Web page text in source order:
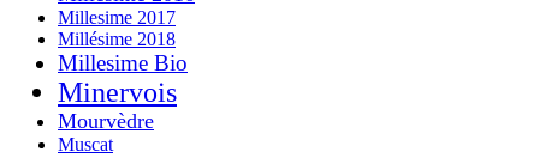
Millesime 2017
Millésime 2018
Millesime Bio
Minervois
Mourvèdre
Muscat